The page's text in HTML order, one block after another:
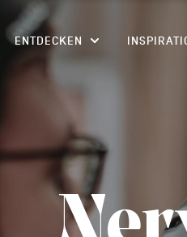
Navigation
principale
ENTDECKEN